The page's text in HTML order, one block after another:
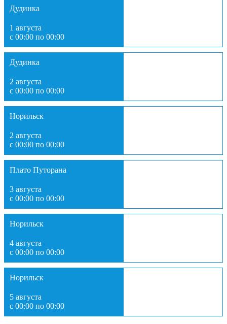
Дудинка
1 августа
с 00:00 по 00:00
Дудинка
2 августа
с 00:00 по 00:00
Норильск
2 августа
с 00:00 по 00:00
Плато Путорана
3 августа
с 00:00 по 00:00
Норильск
4 августа
с 00:00 по 00:00
Норильск
5 августа
с 00:00 по 00:00